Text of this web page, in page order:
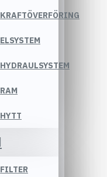
KRAFTÖVERFÖRING
ELSYSTEM
HYDRAULSYSTEM
RAM
HYTT
FILTER